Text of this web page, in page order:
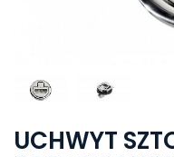
UCHWYT